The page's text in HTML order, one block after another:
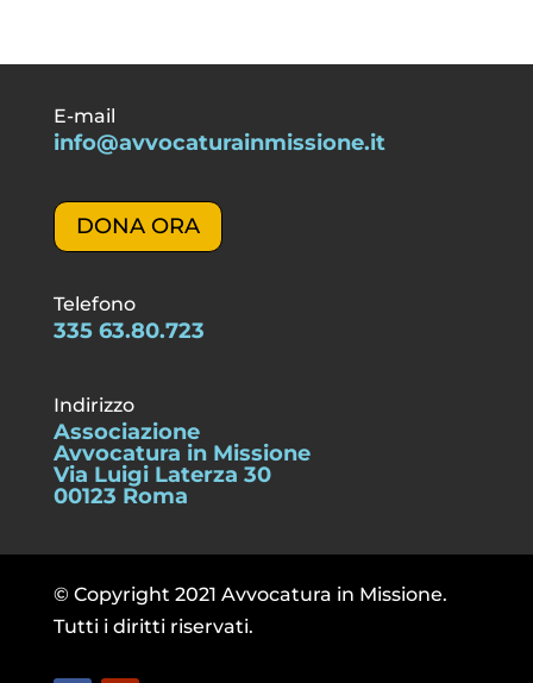
E-mail
info@avvocaturainmissione.it
DONA ORA
Telefono
335 63.80.723
Indirizzo
Associazione
Avvocatura in Missione
Via Luigi Laterza 30
00123 Roma
© Copyright 2021 Avvocatura in Missione.
Tutti i diritti riservati.